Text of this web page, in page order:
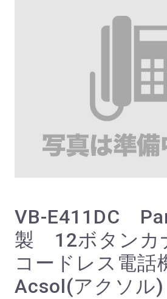
VB-E411DC
製 12ボタンカ
コードレス電
Acsol(アクソル)